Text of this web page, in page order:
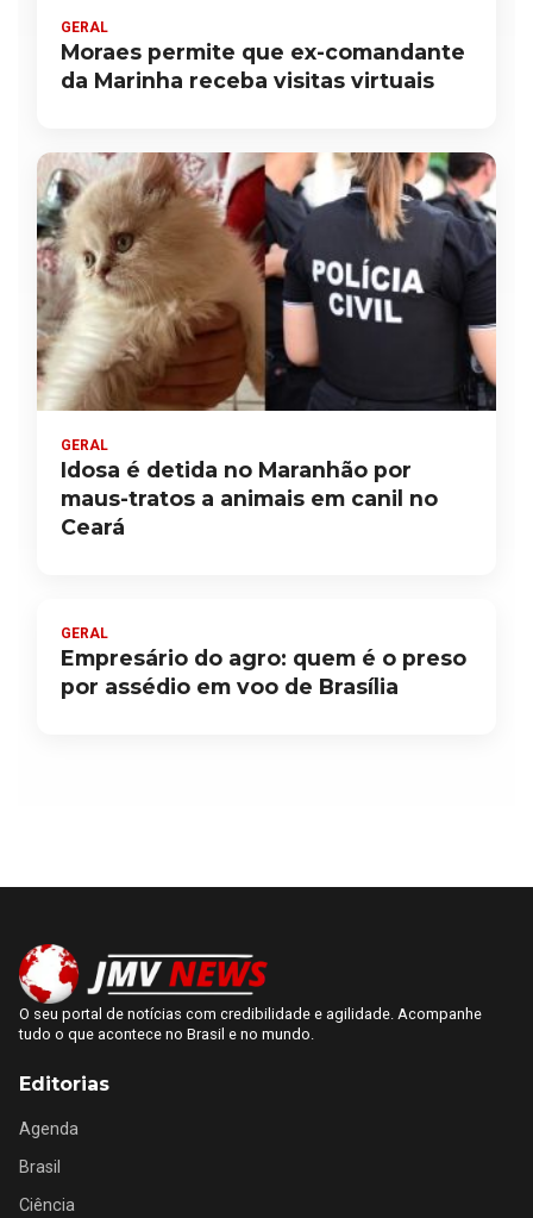
GERAL
Moraes permite que ex-comandante
da Marinha receba visitas virtuais
GERAL
Idosa é detida no Maranhão por
maus-tratos a animais em canil no
Ceará
GERAL
Empresário do agro: quem é o preso
por assédio em voo de Brasília
O seu portal de notícias com credibilidade e agilidade. Acompanhe
tudo o que acontece no Brasil e no mundo.
Editorias
Agenda
Brasil
Ciência